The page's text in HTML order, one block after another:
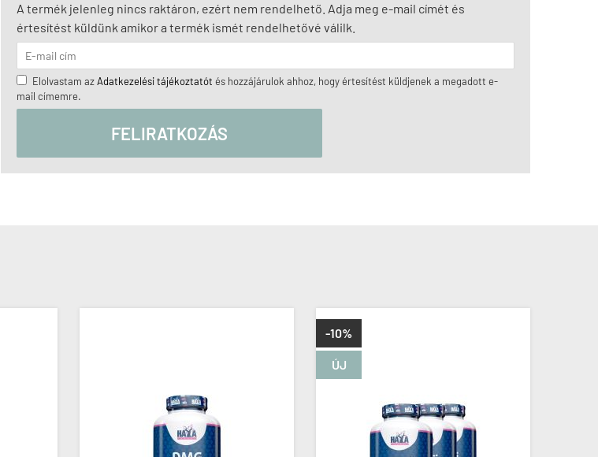
A termék jelenleg nincs raktáron, ezért nem rendelhető. Adja meg e-mail címét és
értesítést küldünk amikor a termék ismét rendelhetővé válilk.
Elolvastam azAdatkezelési tájékoztatót és hozzájárulok ahhoz, hogy értesítést küldjenek a megadott e-
mail címemre.
FELIRATKOZÁS